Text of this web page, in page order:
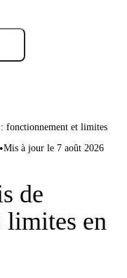
fonctionnement et limites
•Mis à jour le 7 août 2026
de
limites en